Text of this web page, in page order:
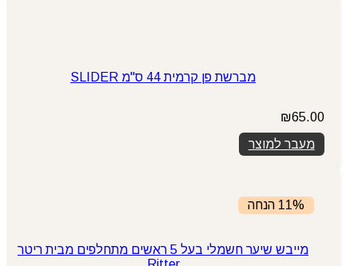
מברשת פן קרמית 44 ס"מ SLIDER
₪65.00
מעבר למוצר
11% הנחה
מייבש שיער חשמלי בעל 5 ראשים מתחלפים מבית ריטר